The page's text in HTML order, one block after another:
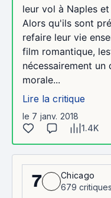
leur vol à Naples
Alors qu'ils sont
refaire leur vie
film romantique,
nécessairement
morale...
Lire la critique
le 7 janv. 2018
1.4K
7
Chicago
679 critiques